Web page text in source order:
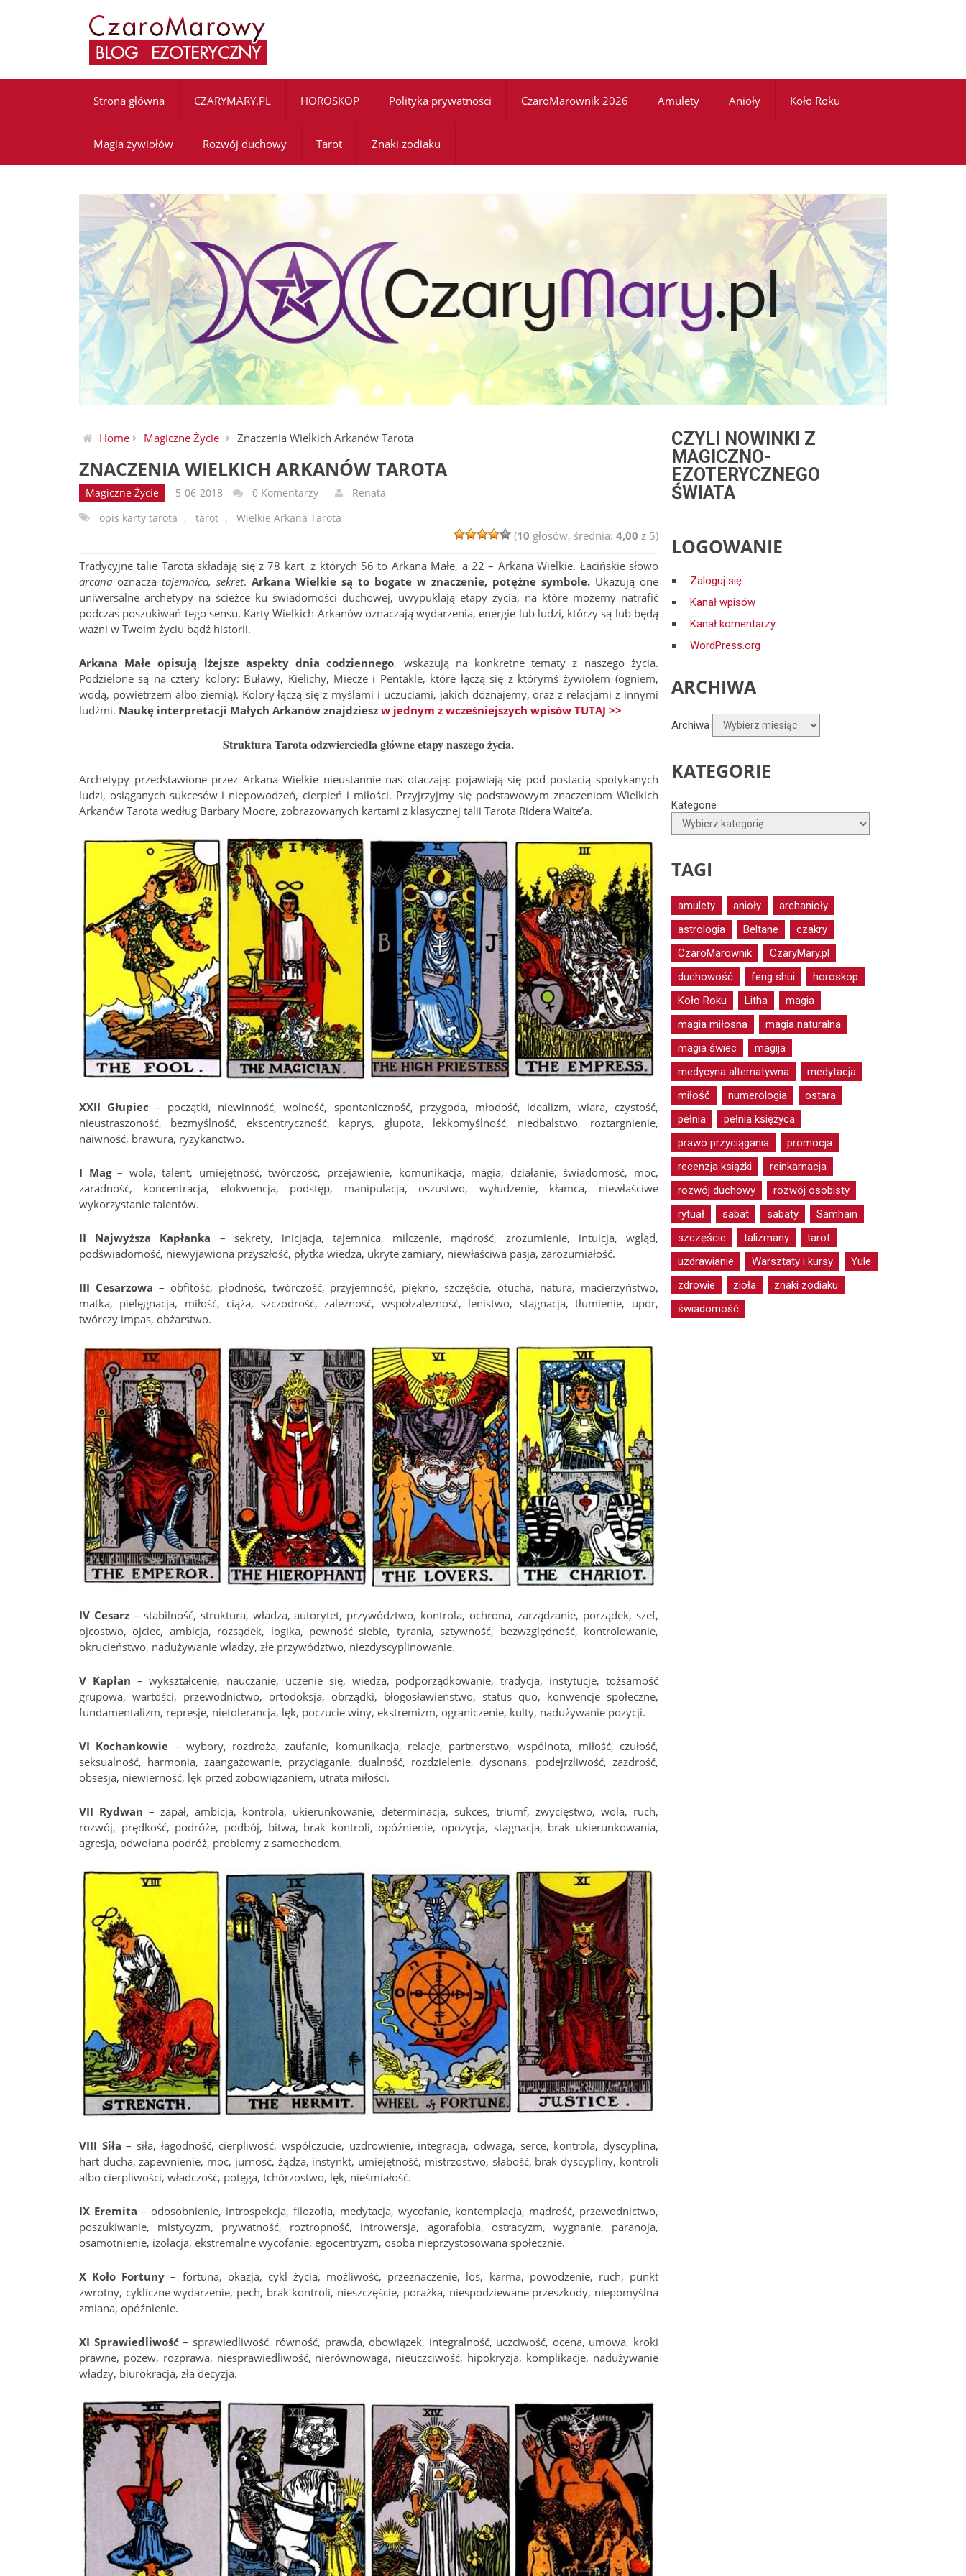
Strona główna CZARYMARY.PL HOROSKOP Polityka prywatności CzaroMarownik 2026 Amulety Anioły Koło Roku
Magia żywiołów Rozwój duchowy Tarot Znaki zodiaku
Home Magiczne Życie Znaczenia Wielkich Arkanów Tarota
ZNACZENIA WIELKICH ARKANÓW TAROTA
Magiczne Życie 5-06-2018 0 Komentarzy
Renata
opis karty tarota , tarot , Wielkie Arkana Tarota
(10 głosów, średnia: 4,00 z 5)
Tradycyjne talie Tarota składają się z 78 kart, z których 56 to Arkana Małe, a 22 – Arkana Wielkie. Łacińskie słowo
arcana oznacza tajemnica, sekret. Arkana Wielkie są to bogate w znaczenie, potężne symbole.Ukazują one
uniwersalne archetypy na ścieżce ku świadomości duchowej, uwypuklają etapy życia, na które możemy natrafić
podczas poszukiwań tego sensu. Karty Wielkich Arkanów oznaczają wydarzenia, energie lub ludzi, którzy są lub będą
ważni w Twoim życiu bądź historii.
Arkana Małe opisują lżejsze aspekty dnia codziennego, wskazują na konkretne tematy z naszego życia.
Podzielone są na cztery kolory: Buławy, Kielichy, Miecze i Pentakle, które łączą się z którymś żywiołem (ogniem,
wodą, powietrzem albo ziemią). Kolory łączą się z myślami i uczuciami, jakich doznajemy, oraz z relacjami z innymi
ludźmi. Naukę interpretacji Małych Arkanów znajdziesz w jednym z wcześniejszych wpisów TUTAJ >>
Struktura Tarota odzwierciedla główne etapy naszego życia.
Archetypy przedstawione przez Arkana Wielkie nieustannie nas otaczają: pojawiają się pod postacią spotykanych
ludzi, osiąganych sukcesów i niepowodzeń, cierpień i miłości. Przyjrzyjmy się podstawowym znaczeniom Wielkich
Arkanów Tarota według Barbary Moore, zobrazowanych kartami z klasycznej talii Tarota Ridera Waite’a.
XXII Głupiec – początki, niewinność, wolność, spontaniczność, przygoda, młodość, idealizm, wiara, czystość,
nieustraszoność, bezmyślność, ekscentryczność, kaprys, głupota, lekkomyślność, niedbalstwo, roztargnienie,
naiwność, brawura, ryzykanctwo.
I Mag– wola, talent, umiejętność, twórczość, przejawienie, komunikacja, magia, działanie, świadomość, moc,
zaradność, koncentracja, elokwencja, podstęp, manipulacja, oszustwo, wyłudzenie, kłamca, niewłaściwe
wykorzystanie talentów.
II Najwyższa Kapłanka – sekrety, inicjacja, tajemnica, milczenie, mądrość, zrozumienie, intuicja, wgląd,
podświadomość, niewyjawiona przyszłość, płytka wiedza, ukryte zamiary, niewłaściwa pasja, zarozumiałość.
III Cesarzowa – obfitość, płodność, twórczość, przyjemność, piękno, szczęście, otucha, natura, macierzyństwo,
matka, pielęgnacja, miłość, ciąża, szczodrość, zależność, współzależność, lenistwo, stagnacja, tłumienie, upór,
twórczy impas, obżarstwo.
IV Cesarz– stabilność, struktura, władza, autorytet, przywództwo, kontrola, ochrona, zarządzanie, porządek, szef,
ojcostwo, ojciec, ambicja, rozsądek, logika, pewność siebie, tyrania, sztywność, bezwzględność, kontrolowanie,
okrucieństwo, nadużywanie władzy, złe przywództwo, niezdyscyplinowanie.
V Kapłan – wykształcenie, nauczanie, uczenie się, wiedza, podporządkowanie, tradycja, instytucje, tożsamość
grupowa, wartości, przewodnictwo, ortodoksja, obrządki, błogosławieństwo, status quo, konwencje społeczne,
fundamentalizm, represje, nietolerancja, lęk, poczucie winy, ekstremizm, ograniczenie, kulty, nadużywanie pozycji.
VI Kochankowie – wybory, rozdroża, zaufanie, komunikacja, relacje, partnerstwo, wspólnota, miłość, czułość,
seksualność, harmonia, zaangażowanie, przyciąganie, dualność, rozdzielenie, dysonans, podejrzliwość, zazdrość,
obsesja, niewierność, lęk przed zobowiązaniem, utrata miłości.
VII Rydwan – zapał, ambicja, kontrola, ukierunkowanie, determinacja, sukces, triumf, zwycięstwo, wola, ruch,
rozwój, prędkość, podróże, podbój, bitwa, brak kontroli, opóźnienie, opozycja, stagnacja, brak ukierunkowania,
agresja, odwołana podróż, problemy z samochodem.
VIII Siła – siła, łagodność, cierpliwość, współczucie, uzdrowienie, integracja, odwaga, serce, kontrola, dyscyplina,
hart ducha, zapewnienie, moc, jurność, żądza, instynkt, umiejętność, mistrzostwo, słabość, brak dyscypliny, kontroli
albo cierpliwości, władczość, potęga, tchórzostwo, lęk, nieśmiałość.
IX Eremita – odosobnienie, introspekcja, filozofia, medytacja, wycofanie, kontemplacja, mądrość, przewodnictwo,
poszukiwanie, mistycyzm, prywatność, roztropność, introwersja, agorafobia, ostracyzm, wygnanie, paranoja,
osamotnienie, izolacja, ekstremalne wycofanie, egocentryzm, osoba nieprzystosowana społecznie.
X Koło Fortuny – fortuna, okazja, cykl życia, możliwość, przeznaczenie, los, karma, powodzenie, ruch, punkt
zwrotny, cykliczne wydarzenie, pech, brak kontroli, nieszczęście, porażka, niespodziewane przeszkody, niepomyślna
zmiana, opóźnienie.
XI Sprawiedliwość– sprawiedliwość, równość, prawda, obowiązek, integralność, uczciwość, ocena, umowa, kroki
prawne, pozew, rozprawa, niesprawiedliwość, nierównowaga, nieuczciwość, hipokryzja, komplikacje, nadużywanie
władzy, biurokracja, zła decyzja.
CZYLI NOWINKI Z
MAGICZNO-
EZOTERYCZNEGO
ŚWIATA
LOGOWANIE
Zaloguj się
Kanał wpisów
Kanał komentarzy
WordPress.org
ARCHIWA
Archiwa
KATEGORIE
Kategorie
TAGI
amulety anioły
archanioły
astrologia
Beltane
czakry
CzaroMarownik
CzaryMary.pl
duchowość
feng shui
horoskop
Koło Roku
Litha
magia
magia miłosna
magia naturalna
magia świec
magija
medycyna alternatywna
medytacja
miłość
numerologia
ostara
pełnia
pełnia księżyca
prawo przyciągania
promocja
recenzja książki
reinkarnacja
rozwój duchowy
rozwój osobisty
rytuał
sabat sabaty
Samhain
szczęście
talizmany
tarot
uzdrawianie
Warsztaty i kursy
Yule
zdrowie
zioła
znaki zodiaku
świadomość